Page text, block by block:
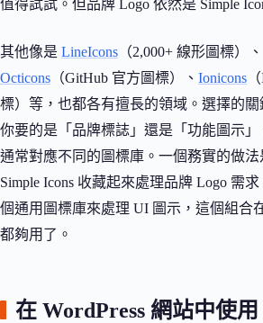
值得試試。但品牌 Logo 依然是 Simple
其他像是 LineIcons （2,000+ 線形圖標）、
Octicons （GitHub 官方圖標）、 Ionicons
標）等，也都各有擅長的領域。選擇的
你要的是「品牌標誌」還是「功能圖示
通常對應不同的圖標庫。一個務實的做法
Simple Icons 收藏起來處理品牌 Logo 需
個通用圖標庫來處理 UI 圖示，這個組合
都夠用了。
在 WordPress 網站中使用